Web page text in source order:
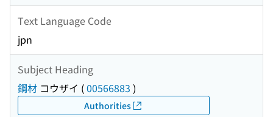
Text Language Code
jpn
Subject Heading
鋼材 コウザイ (00566883 )
Authorities